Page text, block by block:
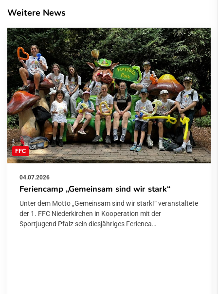
Weitere News
FFC
04.07.2026
Feriencamp „Gemeinsam sind wir stark“
Unter dem Motto „Gemeinsam sind wir stark!“ veranstaltete
der 1. FFC Niederkirchen in Kooperation mit der
Sportjugend Pfalz sein diesjähriges Ferienca…